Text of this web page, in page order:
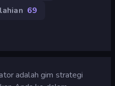
69
adalah gim strategi